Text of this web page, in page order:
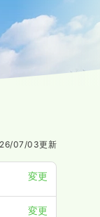
07/03更新
変更
変更